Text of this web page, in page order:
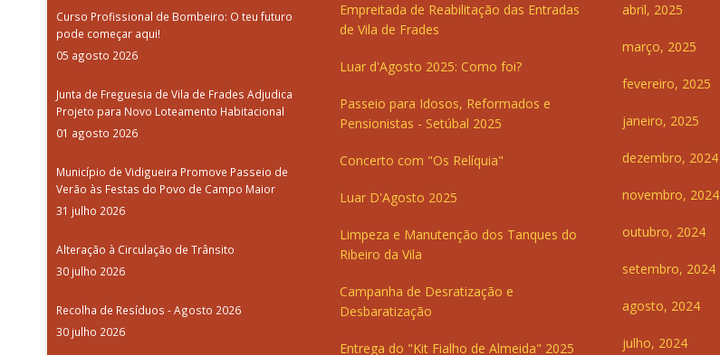
Curso Profissional de Bombeiro: O teu futuro
pode começar aqui!
05 agosto 2026
Junta de Freguesia de Vila de Frades Adjudica
Projeto para Novo Loteamento Habitacional
01 agosto 2026
Município de Vidigueira Promove Passeio de
Verão às Festas do Povo de Campo Maior
31 julho 2026
Alteração à Circulação de Trânsito
30 julho 2026
Recolha de Resíduos - Agosto 2026
30 julho 2026
Empreitada de Reabilitação das Entradas
de Vila de Frades
Luar d'Agosto 2025: Como foi?
Passeio para Idosos, Reformados e
Pensionistas - Setúbal 2025
Concerto com "Os Relíquia"
Luar D'Agosto 2025
Limpeza e Manutenção dos Tanques do
Ribeiro da Vila
Campanha de Desratização e
Desbaratização
Entrega do "Kit Fialho de Almeida" 2025
abril, 2025
março, 2025
fevereiro, 2025
janeiro, 2025
dezembro, 2024
novembro, 2024
outubro, 2024
setembro, 2024
agosto, 2024
julho, 2024